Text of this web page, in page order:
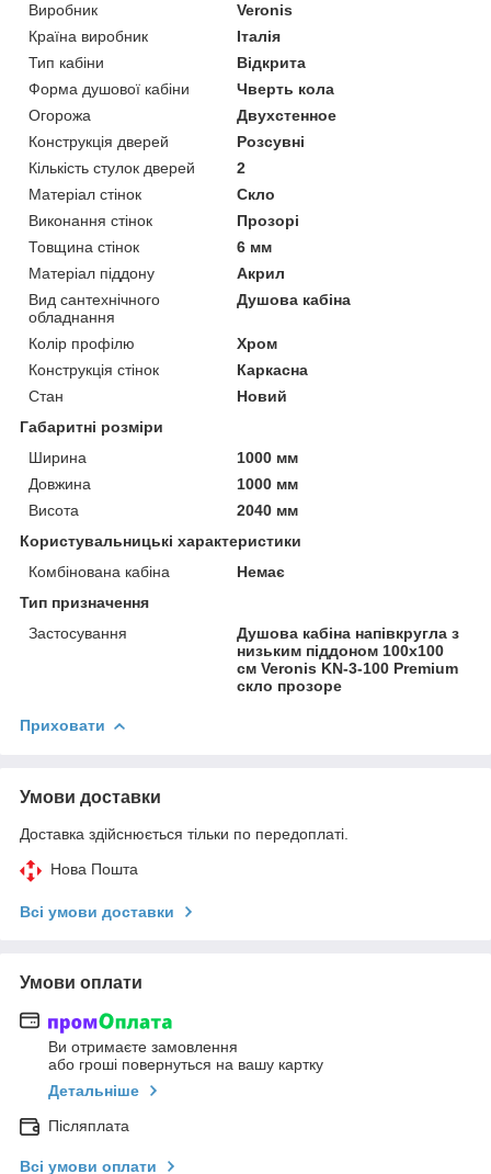
Виробник
Veronis
Країна виробник
Італія
Тип кабіни
Відкрита
Форма душової кабіни
Чверть кола
Огорожа
Двухстенное
Конструкція дверей
Розсувні
Кількість стулок дверей
2
Матеріал стінок
Скло
Виконання стінок
Прозорі
Товщина стінок
6 мм
Матеріал піддону
Акрил
Вид сантехнічного
обладнання
Душова кабіна
Колір профілю
Хром
Конструкція стінок
Каркасна
Стан
Новий
Габаритні розміри
Ширина
1000 мм
Довжина
1000 мм
Висота
2040 мм
Користувальницькі характеристики
Комбінована кабіна
Немає
Тип призначення
Застосування
Душова кабіна напівкругла з
низьким піддоном 100х100
см Veronis KN-3-100 Premium
скло прозоре
Приховати
Умови доставки
Доставка здійснюється тільки по передоплаті.
Нова Пошта
Всі умови доставки
Умови оплати
Ви отримаєте замовлення
або гроші повернуться на вашу картку
Детальніше
Післяплата
Всі умови оплати